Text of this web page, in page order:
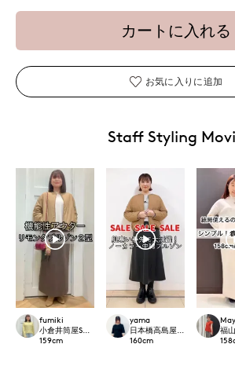
カートに入れる
お気に入りに追加
Staff Styling
fumiki
小倉井筒屋SUPERIOR CLOSET
159cm
yama
日本橋高島屋SC SUPERIOR
160cm
福
158